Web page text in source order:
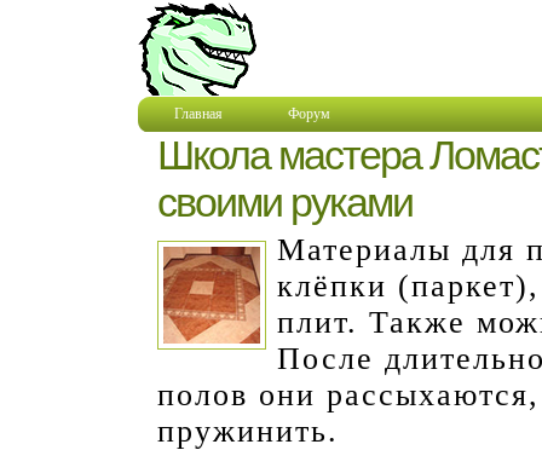
Главная Форум
Школа мастера
своими руками
Материалы для
клёпки
плит. Также
После
полов они
пружинить.